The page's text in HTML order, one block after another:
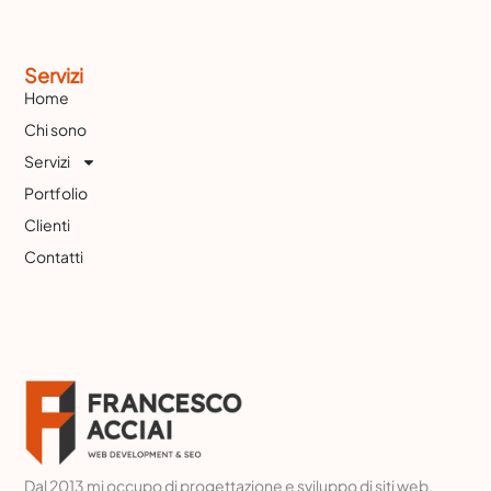
Dal 2013 mi occupo di progettazione e sviluppo di siti web,
Servizi
Home
Chi sono
Servizi
Portfolio
Clienti
Contatti